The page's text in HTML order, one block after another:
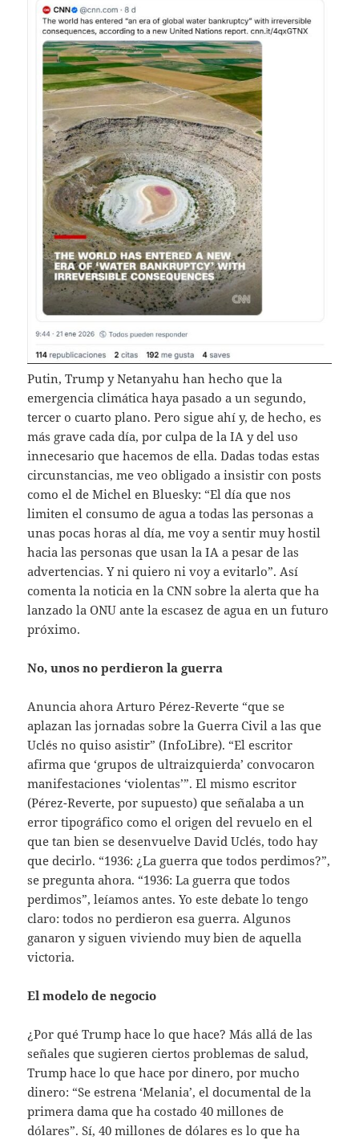
Putin, Trump y Netanyahu han hecho que la
emergencia climática haya pasado a un segundo,
tercer o cuarto plano. Pero sigue ahí y, de hecho, es
más grave cada día, por culpa de la IA y del uso
innecesario que hacemos de ella. Dadas todas estas
circunstancias, me veo obligado a insistir con posts
como el de Michel en Bluesky: “El día que nos
limiten el consumo de agua a todas las personas a
unas pocas horas al día, me voy a sentir muy hostil
hacia las personas que usan la IA a pesar de las
advertencias. Y ni quiero ni voy a evitarlo”. Así
comenta la noticia en la CNN sobre la alerta que ha
lanzado la ONU ante la escasez de agua en un futuro
próximo.
No, unos no perdieron la guerra
Anuncia ahora Arturo Pérez-Reverte “que se
aplazan las jornadas sobre la Guerra Civil a las que
Uclés no quiso asistir” (InfoLibre). “El escritor
afirma que ‘grupos de ultraizquierda’ convocaron
manifestaciones ‘violentas’”. El mismo escritor
(Pérez-Reverte, por supuesto) que señalaba a un
error tipográfico como el origen del revuelo en el
que tan bien se desenvuelve David Uclés, todo hay
que decirlo. “1936: ¿La guerra que todos perdimos?”,
se pregunta ahora. “1936: La guerra que todos
perdimos”, leíamos antes. Yo este debate lo tengo
claro: todos no perdieron esa guerra. Algunos
ganaron y siguen viviendo muy bien de aquella
victoria.
El modelo de negocio
¿Por qué Trump hace lo que hace? Más allá de las
señales que sugieren ciertos problemas de salud,
Trump hace lo que hace por dinero, por mucho
dinero: “Se estrena ‘Melania’, el documental de la
primera dama que ha costado 40 millones de
dólares”. Sí, 40 millones de dólares es lo que ha